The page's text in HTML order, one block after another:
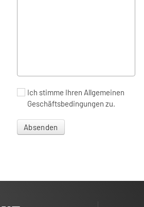
Ich stimme Ihren Allgemeinen
Geschäftsbedingungen zu.
Absenden